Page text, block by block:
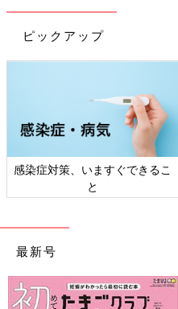
出典：Instagramアカウント「taaam_rrr
taaam_rrrさんはウエストリボ
プなので、とっても履きやす
親子でお揃い風に！ロゴ
ピックアップ
感染症対策、いますぐできるこ
と
最新号